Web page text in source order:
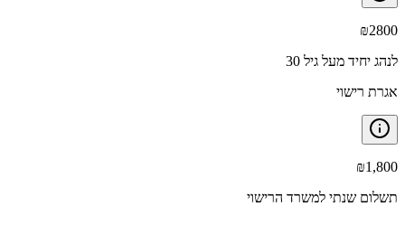
₪2800
לנהג יחיד מעל גיל 30
אגרת רישוי
₪1,800
תשלום שנתי למשרד הרישוי